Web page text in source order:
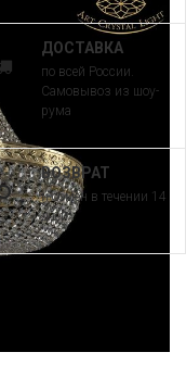
ДОСТАВКА
по всей России.
Самовывоз из шоу-
рума
ВОЗВРАТ
и обмен в течении 14
дней